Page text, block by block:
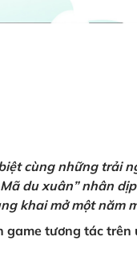
cùng những trải
du xuân” nhân
khai mở một năm
game tương tác